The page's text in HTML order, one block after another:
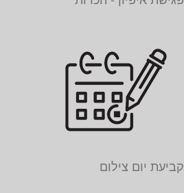
קביעת יום צילום